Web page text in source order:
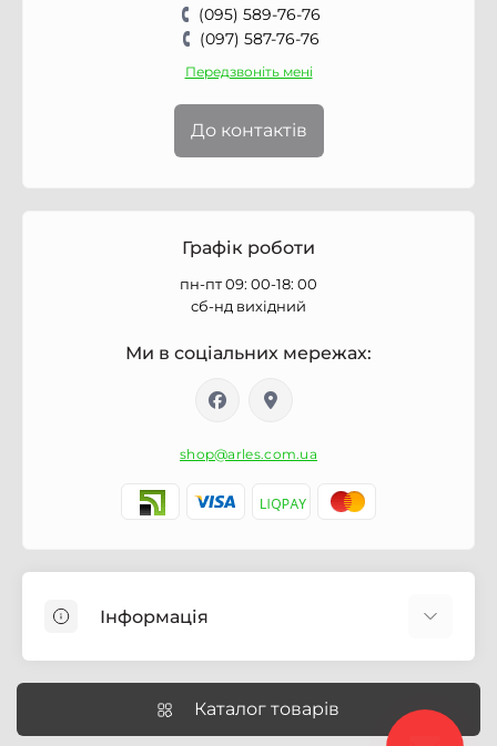
(095) 589-76-76
(097) 587-76-76
Передзвоніть мені
До контактів
Графік роботи
пн-пт 09: 00-18: 00
сб-нд вихідний
Ми в соціальних мережах:
shop@arles.com.ua
Інформація
Про магазин Arles.com.ua
Умови обслуговування
Каталог товарів